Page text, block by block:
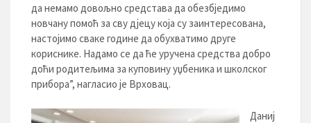
да немамо довољно средстава да обезбједимо
новчану помоћ за сву дјецу која су заинтересована,
настојимо сваке године да обухватимо друге
кориснике. Надамо се да ће уручена средства добро
доћи родитељима за куповину уџбеника и школског
прибора”, нагласио је Врховац.
Даниј